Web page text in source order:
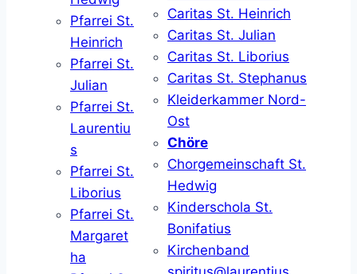
Pfarrei St.
Heinrich
Pfarrei St.
Julian
Pfarrei St.
Laurentiu
s
Pfarrei St.
Liborius
Pfarrei St.
Margaret
ha
Caritas St. Heinrich
Caritas St. Julian
Caritas St. Liborius
Caritas St. Stephanus
Kleiderkammer Nord-
Ost
Chöre
Chorgemeinschaft St.
Hedwig
Kinderschola St.
Bonifatius
Kirchenband